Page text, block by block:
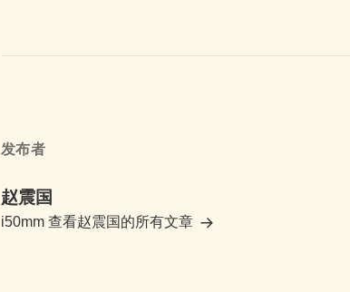
发布者
赵震国
i50mm 查看赵震国的所有文章